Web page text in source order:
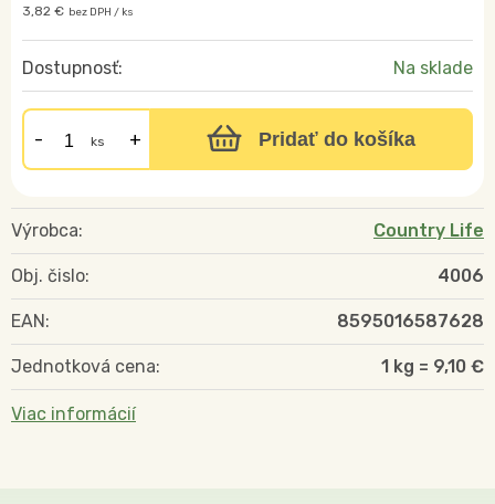
3,82 € bez DPH / ks
Dostupnosť: Na sklade
ks Pridať do košíka
Výrobca: Country Life
Obj. čislo: 4006
EAN: 8595016587628
Jednotková cena: 1 kg = 9,10 €
Viac informácií